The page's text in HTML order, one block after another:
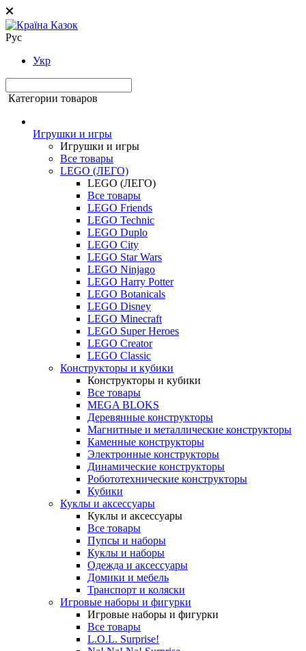
Рус
Укр
Категории товаров
Игрушки и игры
Игрушки и игры
Все товары
LEGO (ЛЕГО)
LEGO (ЛЕГО)
Все товары
LEGO Friends
LEGO Technic
LEGO Duplo
LEGO City
LEGO Star Wars
LEGO Ninjago
LEGO Harry Potter
LEGO Botanicals
LEGO Disney
LEGO Minecraft
LEGO Super Heroes
LEGO Creator
LEGO Classic
Конструкторы и кубики
Конструкторы и кубики
Все товары
MEGA BLOKS
Деревянные конструкторы
Магнитные и металлические конструкторы
Каменные конструкторы
Электронные конструкторы
Динамические конструкторы
Робототехнические конструкторы
Кубики
Куклы и аксессуары
Куклы и аксессуары
Все товары
Пупсы и наборы
Куклы и наборы
Одежда и аксессуары
Домики и мебель
Транспорт и коляски
Игровые наборы и фигурки
Игровые наборы и фигурки
Все товары
L.O.L. Surprise!